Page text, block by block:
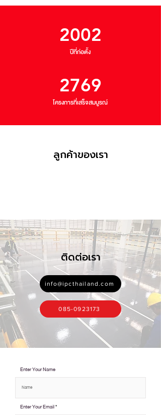
2002
ปีที่ก่อตั้ง
2769
โครงการที่เสร็จสมบูรณ์
ลูกค้าของเรา
ติดต่อเรา
info@ipcthailand.com
085-0923173
Enter Your Name
Enter Your Email